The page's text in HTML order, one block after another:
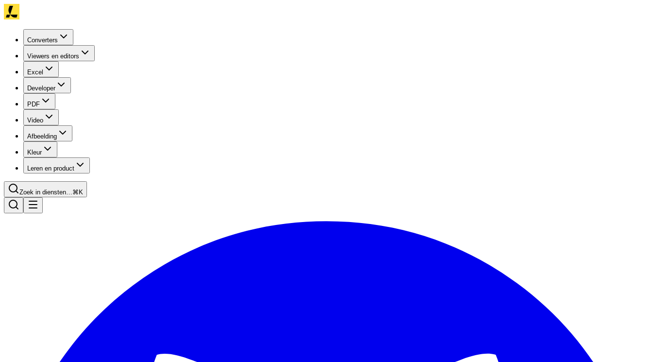
Converters
Viewers en editors
Excel
Developer
PDF
Video
Afbeelding
Kleur
Leren en product
Zoek in diensten…⌘K